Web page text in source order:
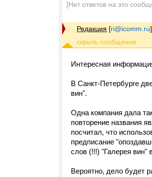
[Нет ответов на это
Редакция [ri@icomm.ru]
Интересная
В Санкт-Петербурге
вин".
Одна компания дала
повторение
посчитал, что
предписание
слов (!!!) "Галерея вин"
Вероятно, дело будет